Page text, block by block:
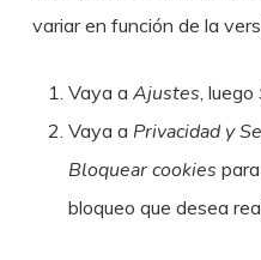
variar en función de la
Vaya a Ajustes, luego
Vaya a Privacidad y
Bloquear cookies
bloqueo que desea